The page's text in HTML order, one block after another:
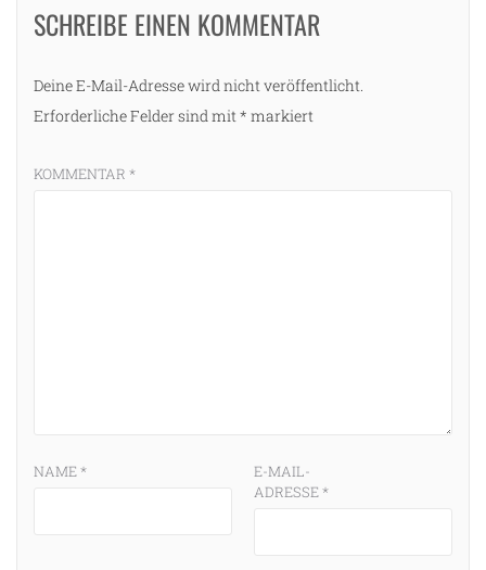
SCHREIBE EINEN KOMMENTAR
Deine E-Mail-Adresse wird nicht veröffentlicht.
Erforderliche Felder sind mit * markiert
KOMMENTAR *
NAME*
E-MAIL-
ADRESSE*